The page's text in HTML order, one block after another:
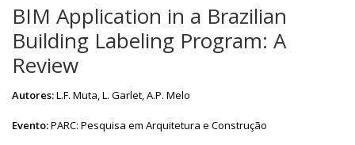
BIM Application in a Brazilian
Building Labeling Program: A
Review
Autores:L.F. Muta, L. Garlet, A.P. Melo
Evento:PARC: Pesquisa em Arquitetura e Construção